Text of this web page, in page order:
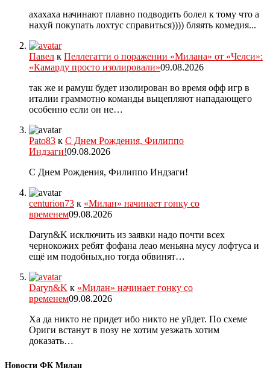
ахахаха начинают плавно подводить болел к тому что а
нахуй покупать лохтус справиться)))) бляять комедия...
Павел к Пеллегатти о поражении «Милана» от «Челси»:
«Камарду просто изолировали»09.08.2026
так же и рамуш будет изолирован во время офф игр в
италии граммотно команды выцепляют нападающего
особенно если он не…
Pato83 к С Днем Рождения, Филиппо
Индзаги!09.08.2026
С Днем Рождения, Филиппо Индзаги!
centurion73 к «Милан» начинает гонку со
временем09.08.2026
Daryn&K исключить из заявки надо почти всех
чернокожих ребят фофана леао меньяна мусу лофтуса и
ещё им подобных,но тогда обвинят…
Daryn&K к «Милан» начинает гонку со
временем09.08.2026
Ха да никто не придет ибо никто не уйдет. По схеме
Ориги встанут в позу не хотим уезжать хотим
доказать…
Новости ФК Милан